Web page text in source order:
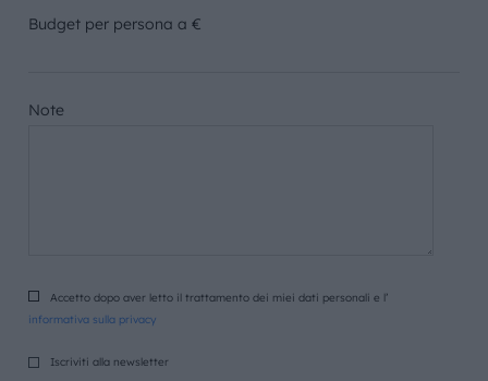
Budget per persona a €
Note
Accetto dopo aver letto il trattamento dei miei dati personali e l’
informativa sulla privacy
Iscriviti alla newsletter